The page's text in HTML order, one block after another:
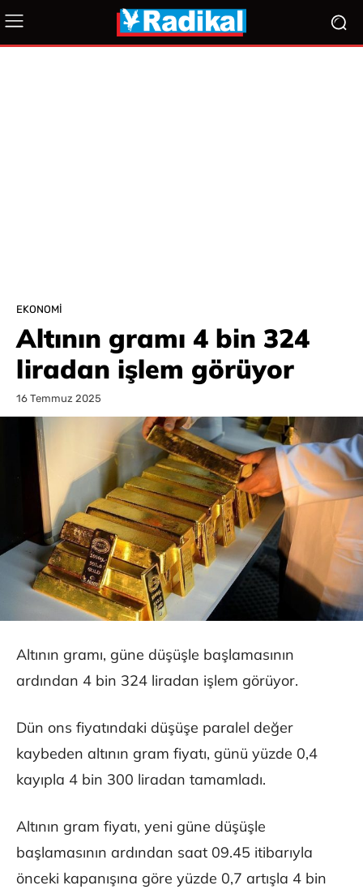
EKONOMI
Altının gramı 4 bin 324
liradan işlem görüyor
16 Temmuz 2025
Altının gramı, güne düşüşle başlamasının
ardından 4 bin 324 liradan işlem görüyor.
Dün ons fiyatındaki düşüşe paralel değer
kaybeden altının gram fiyatı, günü yüzde 0,4
kayıpla 4 bin 300 liradan tamamladı.
Altının gram fiyatı, yeni güne düşüşle
başlamasının ardından saat 09.45 itibarıyla
önceki kapanışına göre yüzde 0,7 artışla 4 bin